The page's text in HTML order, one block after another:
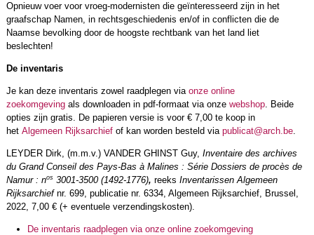
Opnieuw voer voor vroeg-modernisten die geïnteresseerd zijn in het
graafschap Namen, in rechtsgeschiedenis en/of in conflicten die de
Naamse bevolking door de hoogste rechtbank van het land liet
beslechten!
De inventaris
Je kan deze inventaris zowel raadplegen via onze online
zoekomgevingals downloaden in pdf-formaat via onze webshop. Beide
opties zijn gratis. De papieren versie is voor € 7,00 te koop in
het Algemeen Rijksarchiefof kan worden besteld via publicat@arch.be.
LEYDER Dirk, (m.m.v.) VANDER GHINST Guy, Inventaire des archives
du Grand Conseil des Pays-Bas à Malines : Série Dossiers de procès de
Namur : nos3001-3500 (1492-1776), reeks Inventarissen Algemeen
Rijksarchief nr. 699, publicatie nr. 6334, Algemeen Rijksarchief, Brussel,
2022, 7,00 € (+ eventuele verzendingskosten).
De inventaris raadplegen via onze online zoekomgeving